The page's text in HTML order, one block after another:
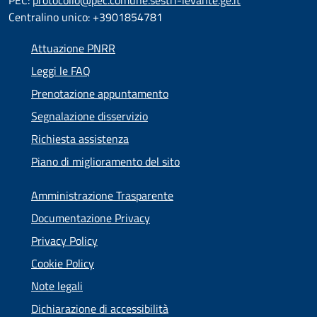
Centralino unico: +3901854781
Attuazione PNRR
Leggi le FAQ
Prenotazione appuntamento
Segnalazione disservizio
Richiesta assistenza
Piano di miglioramento del sito
Amministrazione Trasparente
Documentazione Privacy
Privacy Policy
Cookie Policy
Note legali
Dichiarazione di accessibilità